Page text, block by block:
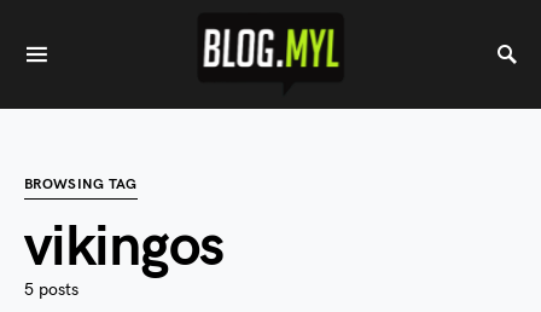
BROWSING TAG
vikingos
5 posts